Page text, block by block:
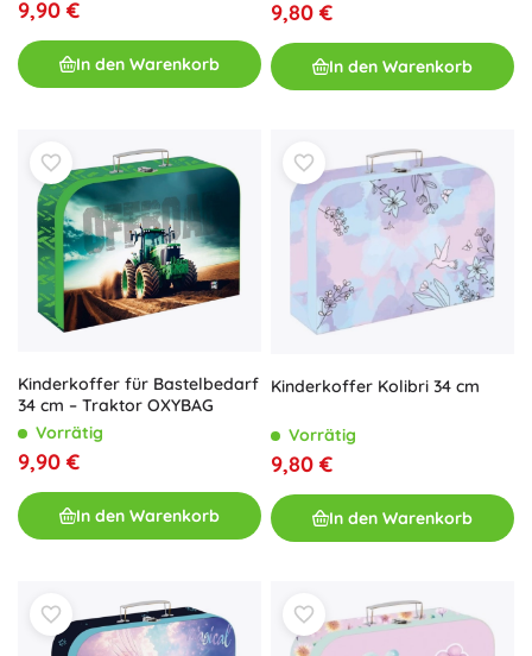
9,90 €
In den Warenkorb
9,80 €
In den Warenkorb
Kinderkoffer für Bastelbedarf
34 cm – Traktor OXYBAG
Vorrätig
9,90 €
In den Warenkorb
Kinderkoffer Kolibri 34 cm
Vorrätig
9,80 €
In den Warenkorb